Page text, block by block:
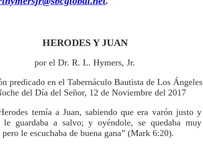
HERODES Y JUAN
por el Dr. R. L. Hymers, Jr.
predicado en el Tabernáculo Bautista de Los Ángeles
del Día del Señor, 12 de Noviembre del 2017
temía a Juan, sabiendo que era varón justo y
guardaba a salvo; y oyéndole, se quedaba muy
le escuchaba de buena gana” (Mark 6:20).